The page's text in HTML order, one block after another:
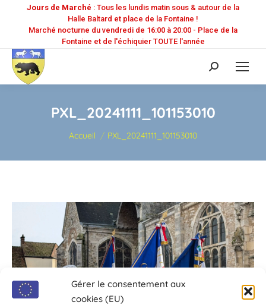
Gérer le consentement aux
cookies (EU)
Jours de Marché : Tous les lundis matin sous & autour de la
Halle Baltard et place de la Fontaine !
Marché nocturne du vendredi de 16:00 à 20:00 - Place de la
Fontaine et de l'échiquier TOUTE l'année
Recherche
:
PXL_20241111_101153010
Vous êtes ici :
Accueil PXL_20241111_101153010